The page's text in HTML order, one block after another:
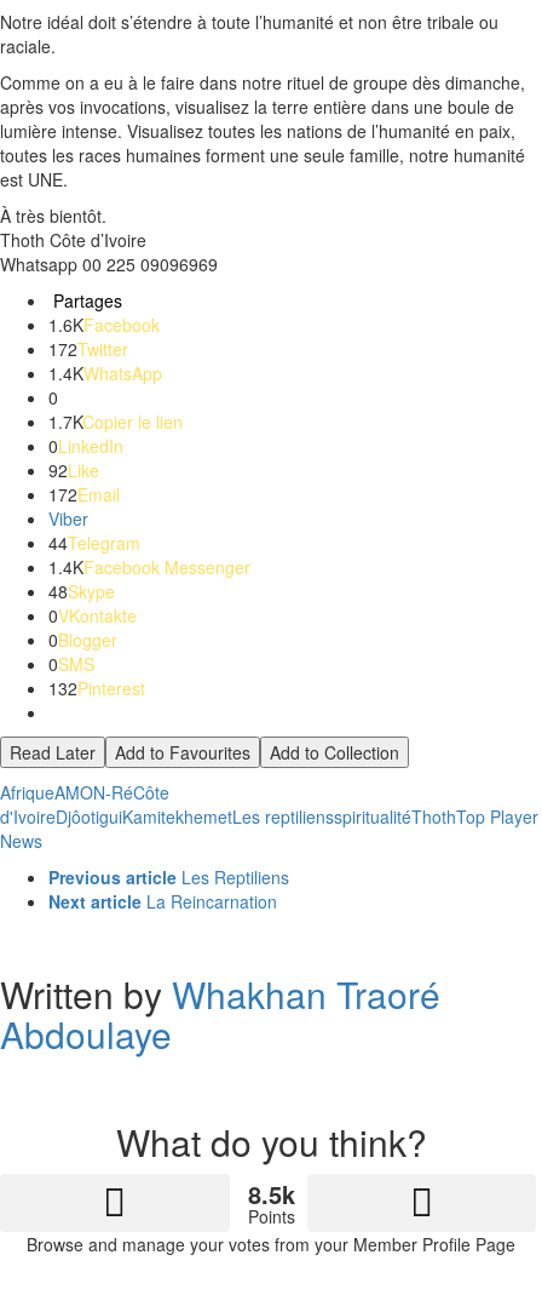
Notre idéal doit s’étendre à toute l’humanité et non être tribale ou
raciale.
Comme on a eu à le faire dans notre rituel de groupe dès dimanche,
après vos invocations, visualisez la terre entière dans une boule de
lumière intense. Visualisez toutes les nations de l’humanité en paix,
toutes les races humaines forment une seule famille, notre humanité
est UNE.
À très bientôt.
Thoth Côte d’Ivoire
Whatsapp 00 225 09096969
Partages
1.6KFacebook
172Twitter
1.4KWhatsApp
0
1.7KCopier le lien
0LinkedIn
92Like
172Email
Viber
44Telegram
1.4KFacebook Messenger
48Skype
0VKontakte
0Blogger
0SMS
132Pinterest
Read Later Add to Favourites
Add to Collection
AfriqueAMON-RéCôte
d'IvoireDjôotiguiKamitekhemetLes reptiliensspiritualitéThothTop Player
News
See
more
Previous article Les Reptiliens
Next article La Reincarnation
Written byWhakhan Traoré
Abdoulaye
What do you think?
8.5k
Points
Browse and manage your votes from your Member Profile Page